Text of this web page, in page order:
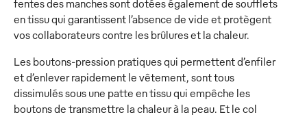
fentes des manches sont dotées également de soufflets
en tissu qui garantissent l’absence de vide et protègent
vos collaborateurs contre les brûlures et la chaleur.
Les boutons-pression pratiques qui permettent d’enfiler
et d’enlever rapidement le vêtement, sont tous
dissimulés sous une patte en tissu qui empêche les
boutons de transmettre la chaleur à la peau. Et le col